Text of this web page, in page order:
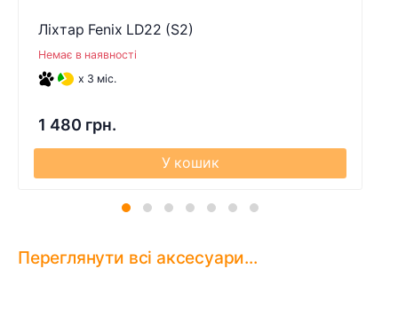
Ліхтар Fenix LD22 (S2)
Немає в наявності
x 3 міс.
1 480 грн.
У кошик
Переглянути всі аксесуари...